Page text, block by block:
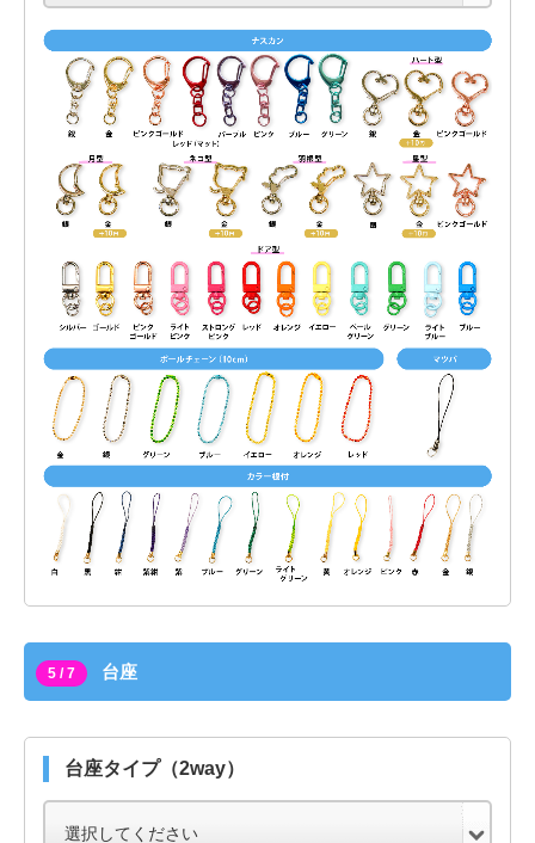
5 / 7 台座
台座タイプ（2way）